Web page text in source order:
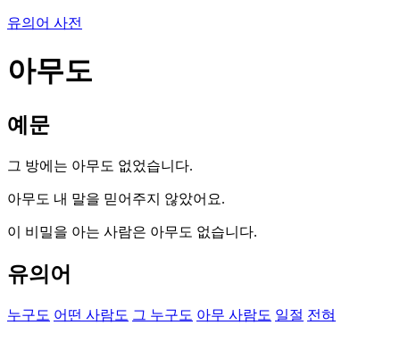
유의어 사전
아무도
예문
그 방에는 아무도 없었습니다.
아무도 내 말을 믿어주지 않았어요.
이 비밀을 아는 사람은 아무도 없습니다.
유의어
누구도 어떤 사람도 그 누구도 아무 사람도 일절 전혀